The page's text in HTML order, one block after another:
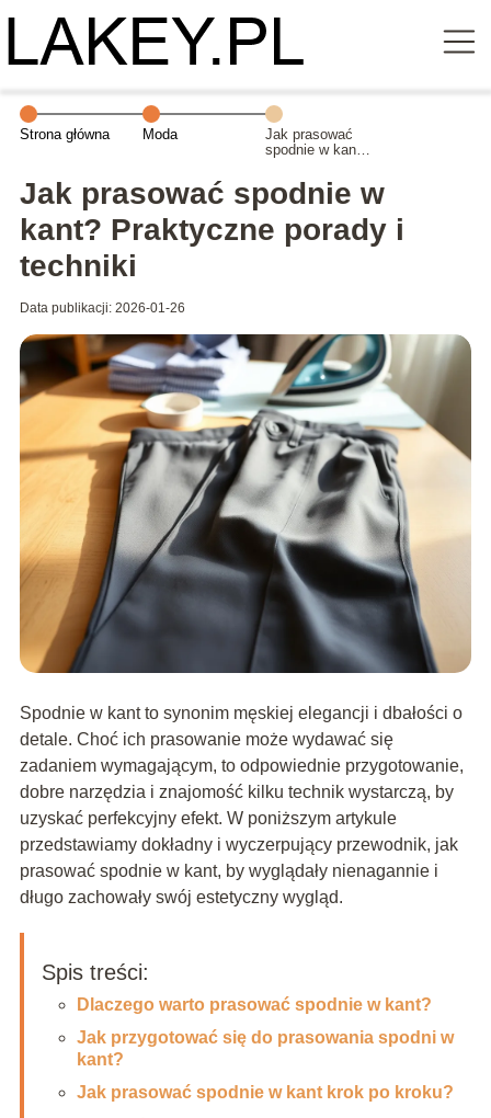
Strona główna Moda
Jak prasować
spodnie w kant?
porady i techniki
Jak prasować spodnie w
kant? Praktyczne porady i
techniki
Data publikacji: 2026-01-26
Spodnie w kant to synonim męskiej elegancji i dbałości o
detale. Choć ich prasowanie może wydawać się
zadaniem wymagającym, to odpowiednie przygotowanie,
dobre narzędzia i znajomość kilku technik wystarczą, by
uzyskać perfekcyjny efekt. W poniższym artykule
przedstawiamy dokładny i wyczerpujący przewodnik, jak
prasować spodnie w kant, by wyglądały nienagannie i
długo zachowały swój estetyczny wygląd.
Spis treści:
Dlaczego warto prasować spodnie w kant?
Jak przygotować się do prasowania spodni w
kant?
Jak prasować spodnie w kant krok po kroku?